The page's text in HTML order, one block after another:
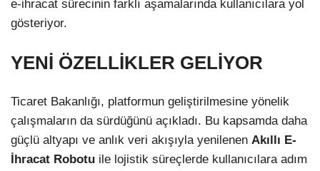
e-ihracat sürecinin farklı aşamalarında kullanıcılara yol
gösteriyor.
YENİ ÖZELLİKLER GELİYOR
Ticaret Bakanlığı, platformun geliştirilmesine yönelik
çalışmaların da sürdüğünü açıkladı. Bu kapsamda daha
güçlü altyapı ve anlık veri akışıyla yenilenen Akıllı E-
İhracat Robotu ile lojistik süreçlerde kullanıcılara adım